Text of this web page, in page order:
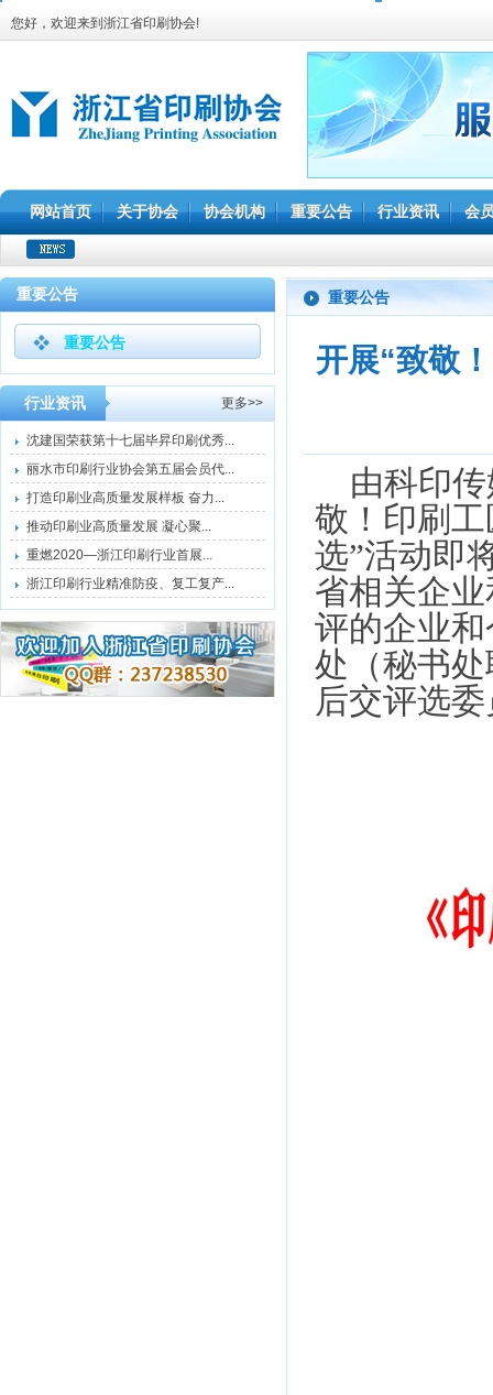
您好，欢迎来到浙江省印刷协会!
网站首页 关于协会 协会机构 重要公告 行业资讯 会
重要公告
重要公告
行业资讯 更多>>
沈建国荣获第十七届毕昇印刷优秀...
丽水市印刷行业协会第五届会员代...
打造印刷业高质量发展样板 奋力...
推动印刷业高质量发展 凝心聚...
重燃2020—浙江印刷行业首展...
浙江印刷行业精准防疫、复工复产...
重要公告
开展“致敬
由科印传
敬！印刷
选”活动即
省相关企
评的企业
处（秘书处
后交评选